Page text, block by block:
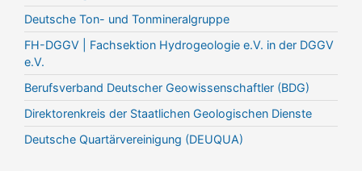
Deutsche Ton- und Tonmineralgruppe
FH-DGGV | Fachsektion Hydrogeologie e.V. in der DGGV
e.V.
Berufsverband Deutscher Geowissenschaftler (BDG)
Direktorenkreis der Staatlichen Geologischen Dienste
Deutsche Quartärvereinigung (DEUQUA)